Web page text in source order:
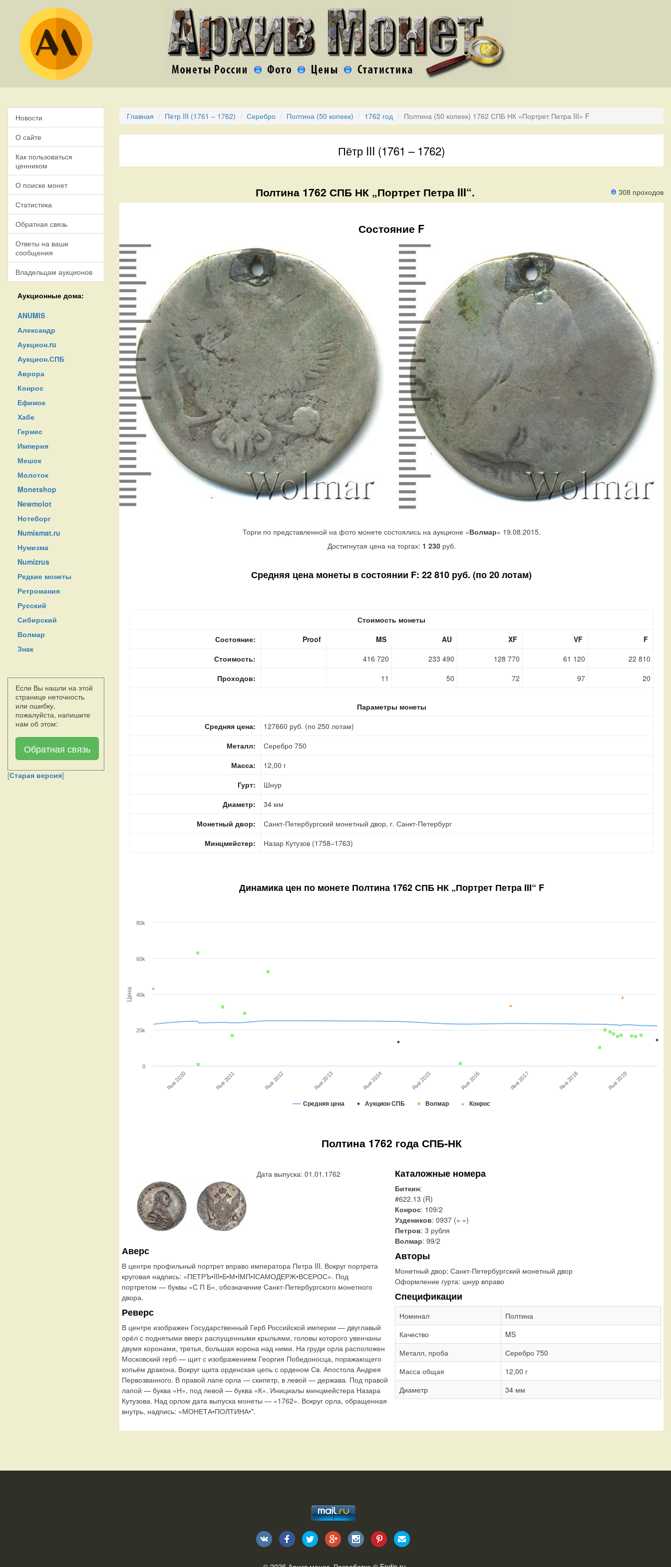
Новости
О сайте
Как пользоваться
ценником
О поиске монет
Статистика
Обратная связь
Ответы на ваши
сообщения
Владельцам аукционов
Аукционные дома:
ANUMIS
Александр
Аукцион.ru
Аукцион.СПБ
Аврора
Конрос
Ефимок
Хабе
Гермес
Империя
Мешок
Молоток
Monetshop
Newmolot
Нотеборг
Numismat.ru
Нумизма
Numizrus
Редкие монеты
Ретромания
Русский
Сибирский
Волмар
Знак
Если Вы нашли на этой
странице неточность
или ошибку,
пожалуйста, напишите
нам об этом:
Обратная связь
[Старая версия]
Главная Пётр III (1761 – 1762) Серебро Полтина (50 копеек) 1762 год Полтина (50 копеек) 1762 СПБ НК «Портрет Петра III» F
Пётр III (1761 – 1762)
308 проходов
Полтина 1762 СПБ НК „Портрет Петра III“.
Состояние F
Торги по представленной на фото монете состоялись на аукционе «Волмар» 19.08.2015.
Достигнутая цена на торгах: 1 230руб.
Средняя цена монеты в состоянии F: 22 810 руб. (по 20 лотам)
Стоимость монеты
Состояние:
Proof MS AU XF VF
F
Стоимость:
416 720 233 490 128 770 61 120
22 810
Проходов:
11 50 72 97 20
Параметры монеты
Средняя цена:
127660 руб. (по 250 лотам)
Металл:
Серебро 750
Масса:
12,00 г
Гурт:
Шнур
Диаметр:
34 мм
Монетный двор:
Санкт-Петербургский монетный двор, г. Санкт-Петербург
Минцмейстер:
Назар Кутузов (1758–1763)
Динамика цен по монете Полтина 1762 СПБ НК „Портрет Петра III“ F
Цена
Средняя цена Аукцион СПБ Волмар Конрос
Янв 2010 Янв 2011 Янв 2012 Янв 2013 Янв 2014 Янв 2015 Янв 2016 Янв 2017 Янв 2018 Янв 2019
0
20k
40k
60k
80k
Полтина 1762 года СПБ-НК
Дата выпуска: 01.01.1762
Аверс
В центре профильный портрет вправо императора Петра III. Вокруг портрета
круговая надпись: «ПЕТРЪ•III•Б•М•IМП•IСАМОДЕРЖ•ВСЕРОС». Под
портретом — буквы «С П Б», обозначение Санкт-Петербургского монетного
двора.
Реверс
В центре изображен Государственный Герб Российской империи — двуглавый
орёл с поднятыми вверх распущенными крыльями, головы которого увенчаны
двумя коронами, третья, большая корона над ними. На груди орла расположен
Московский герб — щит с изображением Георгия Победоносца, поражающего
копьём дракона. Вокруг щита орденская цепь с орденом Св. Апостола Андрея
Первозванного. В правой лапе орла — скипетр, в левой — держава. Под правой
лапой — буква «Н», под левой — буква «К». Инициалы минцмейстера Назара
Кутузова. Над орлом дата выпуска монеты — «1762». Вокруг орла, обращенная
внутрь, надпись: «МОНЕТА•ПОЛТИНА•".
Каталожные номера
Биткин:
#622.13 (R)
Конрос: 109/2
Уздеников: 0937 («·»)
Петров: 3 рубля
Волмар: 99/2
Авторы
Монетный двор: Санкт-Петербургский монетный двор
Оформление гурта: шнур вправо
Спецификации
Номинал
Полтина
Качество
MS
Металл, проба
Серебро 750
Масса общая
12,00 г
Диаметр
34 мм